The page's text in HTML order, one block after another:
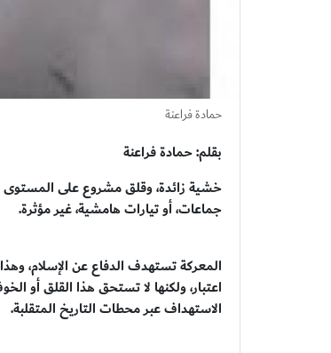
حمادة فراعنة
بقلم: حمادة فراعنة
خشية زائدة، وقلق مشروع على المستوى
جماعات، أو تيارات هامشية، غير مؤثرة.
المعركة تستهدف الدفاع عن الإسلام،
اعتبار، ولكنها لا تستحق هذا القلق أو
الاستهداف عبر محطات التاريخ المتقلبة.